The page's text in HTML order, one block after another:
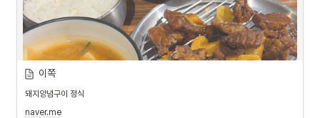
이쪽
돼지양념구이 정식
naver.me